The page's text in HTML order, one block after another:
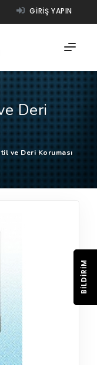
GIRIŞ YAPIN
Deri
ve Deri Koruması
BILDIRIM